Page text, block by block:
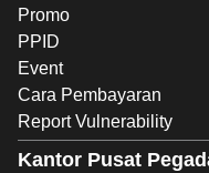
Promo
PPID
Event
Cara Pembayaran
Report Vulnerability
Kantor Pusat